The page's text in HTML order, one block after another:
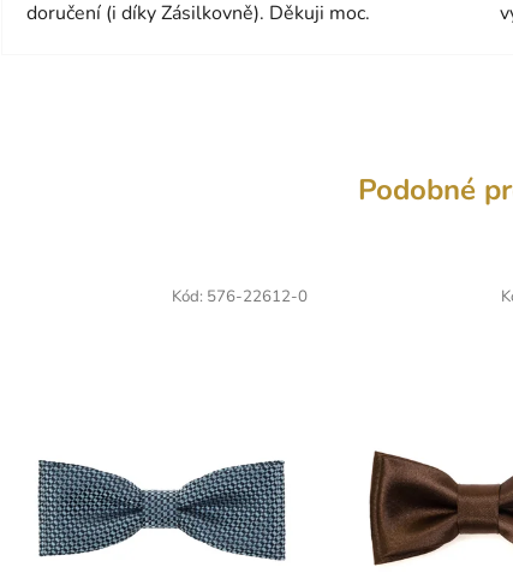
doručení (i díky Zásilkovně). Děkuji moc.
Podobné
Kód: 576-22612-0